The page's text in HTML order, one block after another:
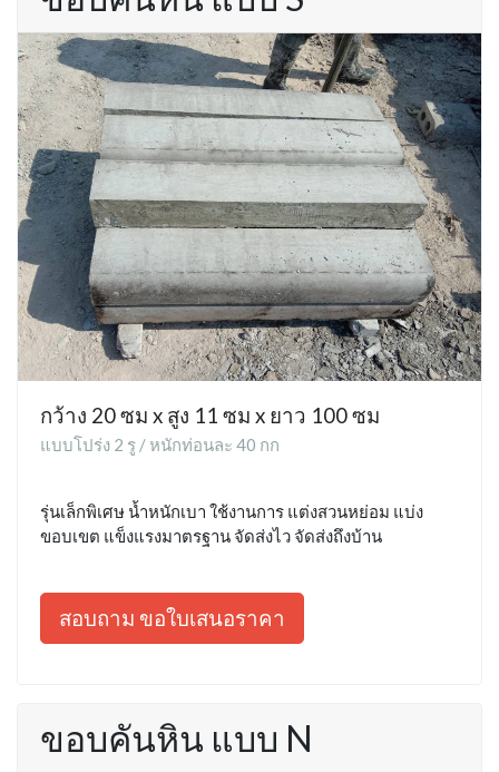
กว้าง 20 ซม x สูง 11 ซม x ยาว 100 ซม
แบบโปร่ง 2 รู / หนักท่อนละ 40 กก
รุ่นเล็กพิเศษ น้ำหนักเบา ใช้งานการ แต่งสวนหย่อม แบ่ง
ขอบเขต แข็งแรงมาตรฐาน จัดส่งไว จัดส่งถึงบ้าน
สอบถาม ขอใบเสนอราคา
ขอบคันหิน แบบ N